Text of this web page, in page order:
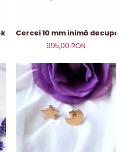
Cercei 10 mm inimă
995,00 RON